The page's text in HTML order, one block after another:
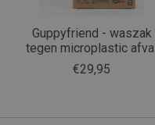
Guppyfriend - waszak
tegen microplastic afval
€29,95